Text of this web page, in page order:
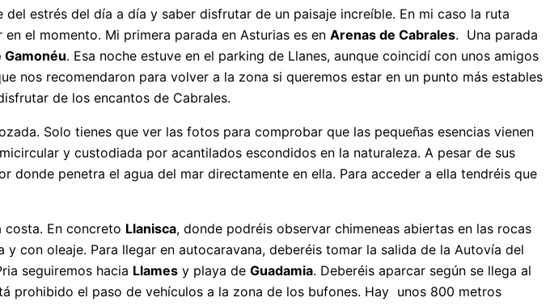
estrés del día a día y saber disfrutar de un paisaje increíble. En mi caso la ruta
el momento. Mi primera parada en Asturias es en Arenas de Cabrales. Una parada
Gamonéu. Esa noche estuve en el parking de Llanes, aunque coincidí con unos amigos
nos recomendaron para volver a la zona si queremos estar en un punto más estables
de los encantos de Cabrales.
Solo tienes que ver las fotos para comprobar que las pequeñas esencias vienen
y custodiada por acantilados escondidos en la naturaleza. A pesar de sus
penetra el agua del mar directamente en ella. Para acceder a ella tendréis que
costa. En concreto Llanisca, donde podréis observar chimeneas abiertas en las rocas
con oleaje. Para llegar en autocaravana, deberéis tomar la salida de la Autovía del
seguiremos hacia Llames y playa de Guadamia. Deberéis aparcar según se llega al
prohibido el paso de vehículos a la zona de los bufones. Hay unos 800 metros